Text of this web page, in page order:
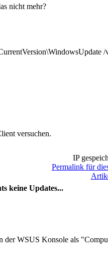
nicht mehr?
/
versuchen.
IP
Permalink für
keine Updates...
der WSUS Konsole als